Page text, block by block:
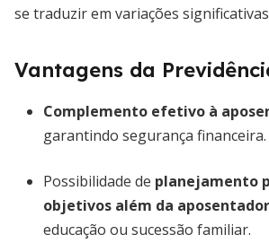
se traduzir em variações
Vantagens da
Complemento efetivo à
garantindo segurança financeira.
Possibilidade de planejamento
objetivos além da
educação ou sucessão familiar.